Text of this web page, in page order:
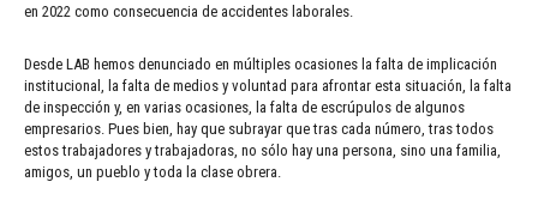
en 2022 como consecuencia de accidentes laborales.
Desde LAB hemos denunciado en múltiples ocasiones la falta de implicación
institucional, la falta de medios y voluntad para afrontar esta situación, la falta
de inspección y, en varias ocasiones, la falta de escrúpulos de algunos
empresarios. Pues bien, hay que subrayar que tras cada número, tras todos
estos trabajadores y trabajadoras, no sólo hay una persona, sino una familia,
amigos, un pueblo y toda la clase obrera.